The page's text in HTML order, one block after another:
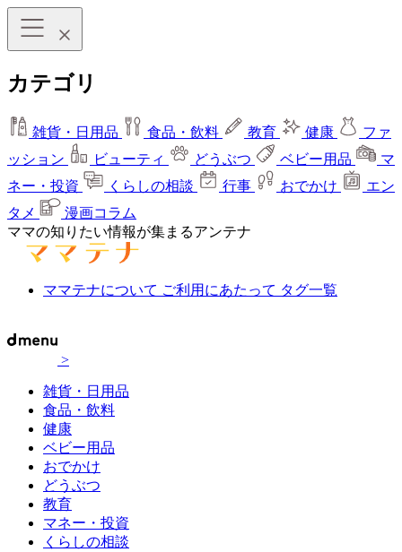
カテゴリ
雑貨・日用品 食品・飲料 教育 健康
ファ
ッション
ビューティ どうぶつ ベビー用品
マ
ネー・投資
くらしの相談 行事 おでかけ
エン
タメ
漫画コラム
ママの知りたい情報が集まるアンテナ
ママテナについて ご利用にあたって タグ一覧
>
雑貨・日用品
食品・飲料
健康
ベビー用品
おでかけ
どうぶつ
教育
マネー・投資
くらしの相談